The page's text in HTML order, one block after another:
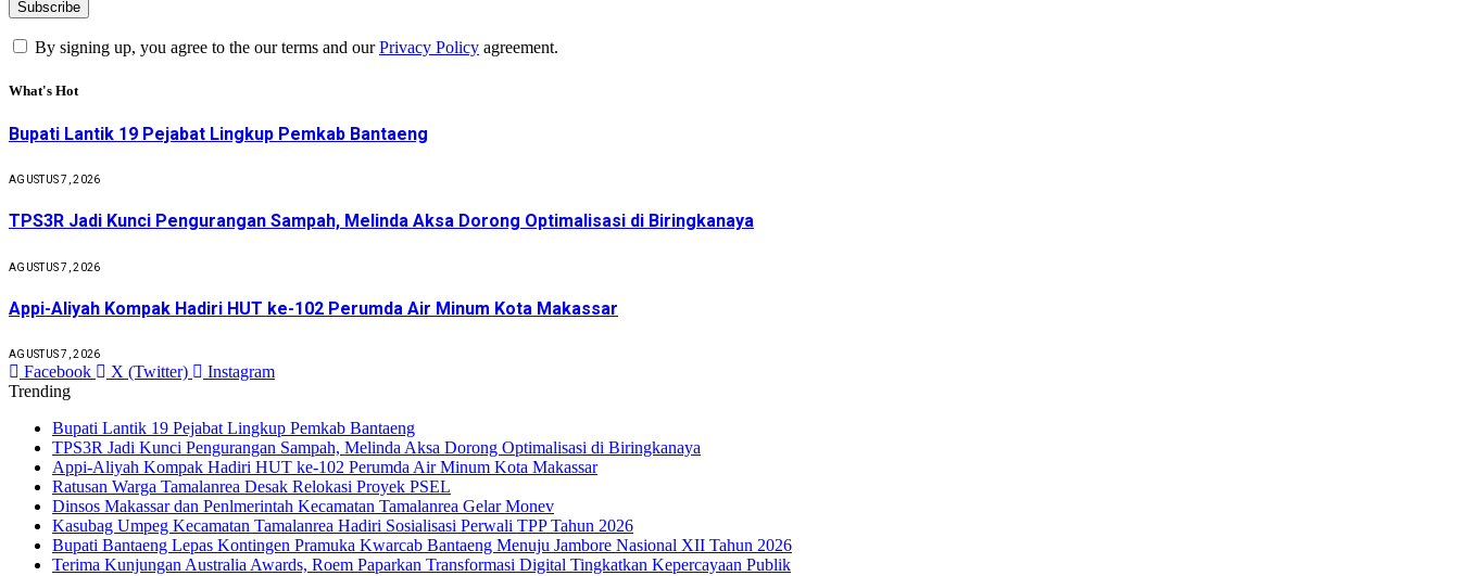
By signing up, you agree to the our terms and ourPrivacy Policy agreement.
What's Hot
Bupati Lantik 19 Pejabat Lingkup Pemkab Bantaeng
AGUSTUS 7, 2026
TPS3R Jadi Kunci Pengurangan Sampah, Melinda Aksa Dorong Optimalisasi di Biringkanaya
AGUSTUS 7, 2026
Appi-Aliyah Kompak Hadiri HUT ke-102 Perumda Air Minum Kota Makassar
AGUSTUS 7, 2026
Facebook X (Twitter)
Instagram
Trending
Bupati Lantik 19 Pejabat Lingkup Pemkab Bantaeng
TPS3R Jadi Kunci Pengurangan Sampah, Melinda Aksa Dorong Optimalisasi di Biringkanaya
Appi-Aliyah Kompak Hadiri HUT ke-102 Perumda Air Minum Kota Makassar
Ratusan Warga Tamalanrea Desak Relokasi Proyek PSEL
Dinsos Makassar dan Penlmerintah Kecamatan Tamalanrea Gelar Monev
Kasubag Umpeg Kecamatan Tamalanrea Hadiri Sosialisasi Perwali TPP Tahun 2026
Bupati Bantaeng Lepas Kontingen Pramuka Kwarcab Bantaeng Menuju Jambore Nasional XII Tahun 2026
Terima Kunjungan Australia Awards, Roem Paparkan Transformasi Digital Tingkatkan Kepercayaan Publik